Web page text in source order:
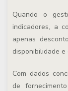
Quando o
indicadores, a
apenas
disponibilidade
Com dados
de